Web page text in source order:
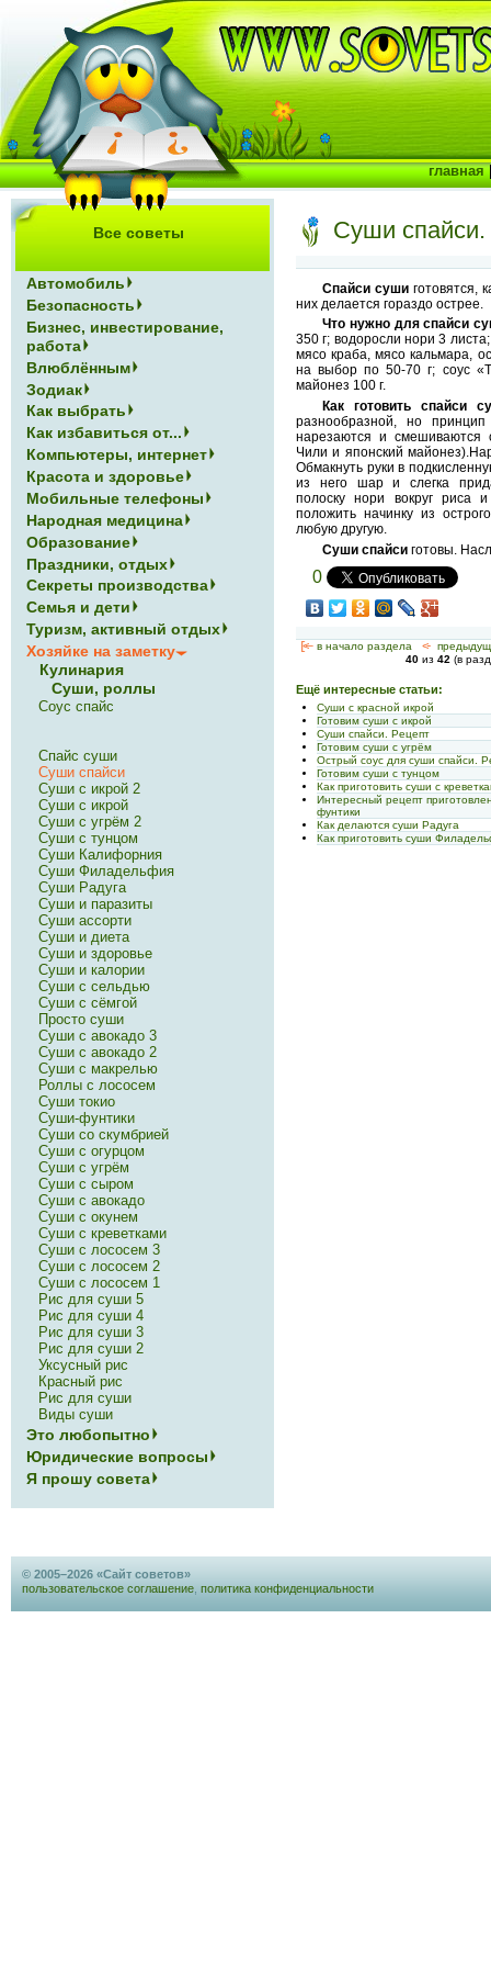
Суши спайси.
Спайси суши готовятся,
них делается гораздо острее.
Что нужно для спайси
350 г; водоросли нори 3
мясо краба, мясо кальмара,
на выбор по 50-70 г; соус
майонез 100 г.
Как готовить спайси
разнообразной, но
нарезаются и смешиваются
Чили и японский
Обмакнуть руки в
из него шар и слегка
полоску нори вокруг риса
положить начинку из
любую другую.
Суши спайси готовы.
0
[<— в начало раздела <-
40 из 42 (в
Ещё интересные статьи:
Суши с красной икрой
Готовим суши с икрой
Суши спайси. Рецепт
Готовим суши с угрём
Острый соус для суши спайси.
Готовим суши с тунцом
Как приготовить суши с
Интересный рецепт
фунтики
Как делаются суши Радуга
Как приготовить суши
Все советы
Автомобиль
Безопасность
Бизнес, инвестирование,
работа
Влюблённым
Зодиак
Как выбрать
Как избавиться от...
Компьютеры, интернет
Красота и здоровье
Мобильные телефоны
Народная медицина
Образование
Праздники, отдых
Секреты производства
Семья и дети
Туризм, активный отдых
Хозяйке на заметку
Кулинария
Суши, роллы
Соус спайс
Спайс суши
Суши спайси
Суши с икрой 2
Суши с икрой
Суши с угрём 2
Суши с тунцом
Суши Калифорния
Суши Филадельфия
Суши Радуга
Суши и паразиты
Суши ассорти
Суши и диета
Суши и здоровье
Суши и калории
Суши с сельдью
Суши с сёмгой
Просто суши
Суши с авокадо 3
Суши с авокадо 2
Суши с макрелью
Роллы с лососем
Суши токио
Суши-фунтики
Суши со скумбрией
Суши с огурцом
Суши с угрём
Суши с сыром
Суши с авокадо
Суши с окунем
Суши с креветками
Суши с лососем 3
Суши с лососем 2
Суши с лососем 1
Рис для суши 5
Рис для суши 4
Рис для суши 3
Рис для суши 2
Уксусный рис
Красный рис
Рис для суши
Виды суши
Это любопытно
Юридические вопросы
Я прошу совета
главная
© 2005–2026 «Сайт советов»
пользовательское соглашение политика конфиденциальности